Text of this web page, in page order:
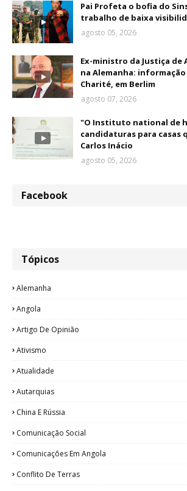
Pai Profeta o bofia do
trabalho de baixa
agosto 05, 2026
Ex-ministro da Justiça
na Alemanha:
Charité, em Berlim
agosto 07, 2026
"O Instituto national de
candidaturas para casas
Carlos Inácio
agosto 05, 2026
Facebook
Tópicos
Alemanha
Angola
Artigo De Opinião
Ativismo
Atualidade
Autarquias
China E Rússia
Comunicação Social
Comunicações Em Angola
Conflito De Terras